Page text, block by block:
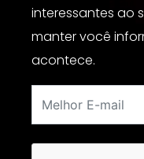
interessantes ao
manter você
acontece.